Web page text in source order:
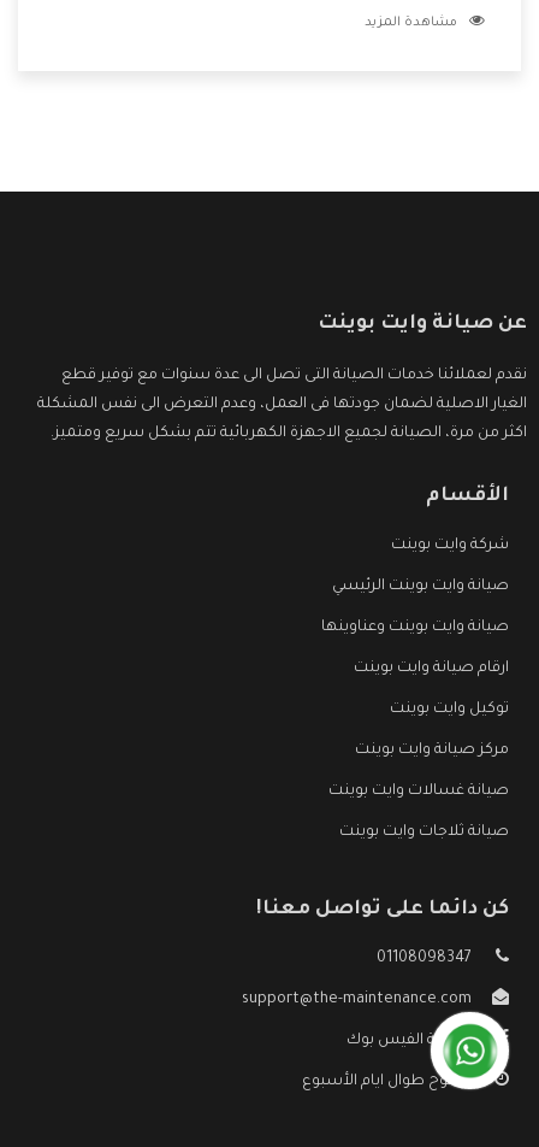
المنتجات دون اى ازعاج كما أننا نهتم بكل ما يحتاجه المستهلك
مشاهدة المزيد
عن صيانة وايت بوينت
نقدم لعملائنا خدمات الصيانة التى تصل الى عدة سنوات مع توفير قطع
الغيار الاصلية لضمان جودتها فى العمل، وعدم التعرض الى نفس المشكلة
اكثر من مرة، الصيانة لجميع الاجهزة الكهربائية تتم بشكل سريع ومتميز.
الأقسام
شركة وايت بوينت
صيانة وايت بوينت الرئيسي
صيانة وايت بوينت وعناوينها
ارقام صيانة وايت بوينت
توكيل وايت بوينت
مركز صيانة وايت بوينت
صيانة غسالات وايت بوينت
صيانة ثلاجات وايت بوينت
كن دائما على تواصل معنا!
01108098347
support@the-maintenance.com
صفحة الفيس بوك
مفتوح طوال ايام الأسبوع